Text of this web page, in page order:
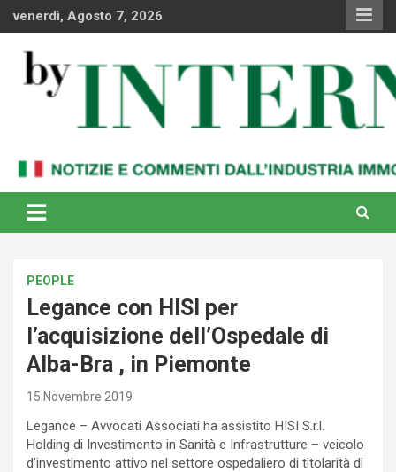
venerdì, Agosto 7, 2026
By Internews
internazionale
PEOPLE
Legance con HISI per
l’acquisizione dell’Ospedale di
Alba-Bra , in Piemonte
15 Novembre 2019
Legance – Avvocati Associati ha assistito HISI S.r.l.
Holding di Investimento in Sanità e Infrastrutture – veicolo
d’investimento attivo nel settore ospedaliero di titolarità di